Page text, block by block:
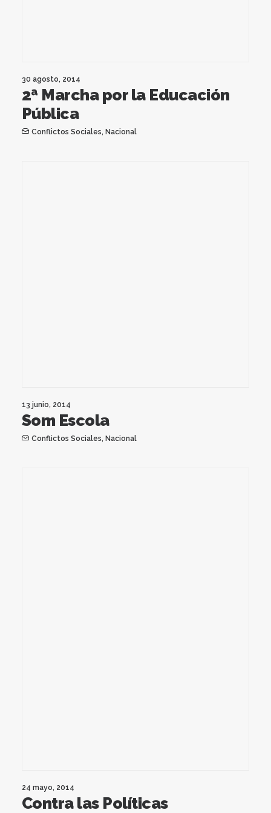
30 agosto, 2014
2ª Marcha por la Educación
Pública
Conflictos Sociales, Nacional
13 junio, 2014
Som Escola
Conflictos Sociales, Nacional
24 mayo, 2014
Contra las Políticas